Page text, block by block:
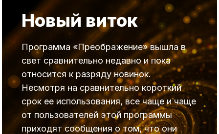
Они сообщают, что изменения
требуются не в одной какой-то области
их жизни, а во многих.
Поэтому они и затрудняются в выборе.
-Чего не коснись,- говорят они,- везде
тупик, разочарование.
Слушаю их, и в голову приходят слова
из песни А.Макаревича, ярко
характеризующее то, о чем говорят
Новый виток
Программа «Преображение» вышла в
свет сравнительно недавно и пока
относится к разряду новинок.
Несмотря на сравнительно короткий
срок ее использования, все чаще и чаще
от пользователей этой программы
приходят сообщения о том, что они